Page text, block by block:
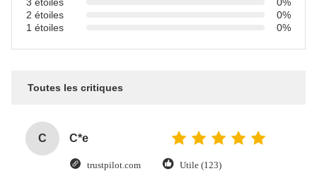
2 étoiles
0%
1 étoiles
0%
Toutes les critiques
C C*e
trustpilot.com Utile (123)